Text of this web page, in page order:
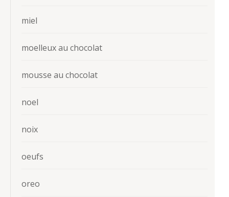
miel
moelleux au chocolat
mousse au chocolat
noel
noix
oeufs
oreo